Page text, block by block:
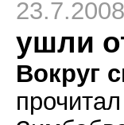
23.7.2008
ушли
Вокруг